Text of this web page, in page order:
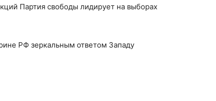
Партия свободы лидирует на выборах
РФ зеркальным ответом Западу